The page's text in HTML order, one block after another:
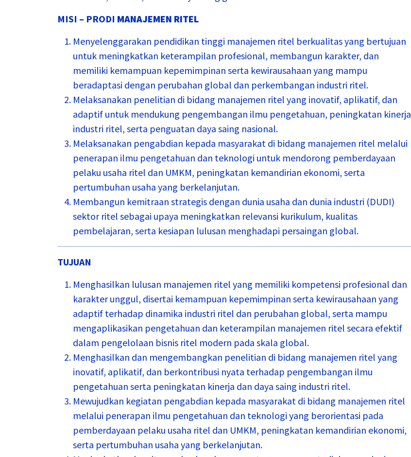
MISI – PRODI MANAJEMEN RITEL
Menyelenggarakan pendidikan tinggi manajemen ritel berkualitas yang bertujuan
untuk meningkatkan keterampilan profesional, membangun karakter, dan
memiliki kemampuan kepemimpinan serta kewirausahaan yang mampu
beradaptasi dengan perubahan global dan perkembangan industri ritel.
Melaksanakan penelitian di bidang manajemen ritel yang inovatif, aplikatif, dan
adaptif untuk mendukung pengembangan ilmu pengetahuan, peningkatan kinerja
industri ritel, serta penguatan daya saing nasional.
Melaksanakan pengabdian kepada masyarakat di bidang manajemen ritel melalui
penerapan ilmu pengetahuan dan teknologi untuk mendorong pemberdayaan
pelaku usaha ritel dan UMKM, peningkatan kemandirian ekonomi, serta
pertumbuhan usaha yang berkelanjutan.
Membangun kemitraan strategis dengan dunia usaha dan dunia industri (DUDI)
sektor ritel sebagai upaya meningkatkan relevansi kurikulum, kualitas
pembelajaran, serta kesiapan lulusan menghadapi persaingan global.
TUJUAN
Menghasilkan lulusan manajemen ritel yang memiliki kompetensi profesional dan
karakter unggul, disertai kemampuan kepemimpinan serta kewirausahaan yang
adaptif terhadap dinamika industri ritel dan perubahan global, serta mampu
mengaplikasikan pengetahuan dan keterampilan manajemen ritel secara efektif
dalam pengelolaan bisnis ritel modern pada skala global.
Menghasilkan dan mengembangkan penelitian di bidang manajemen ritel yang
inovatif, aplikatif, dan berkontribusi nyata terhadap pengembangan ilmu
pengetahuan serta peningkatan kinerja dan daya saing industri ritel.
Mewujudkan kegiatan pengabdian kepada masyarakat di bidang manajemen ritel
melalui penerapan ilmu pengetahuan dan teknologi yang berorientasi pada
pemberdayaan pelaku usaha ritel dan UMKM, peningkatan kemandirian ekonomi,
serta pertumbuhan usaha yang berkelanjutan.